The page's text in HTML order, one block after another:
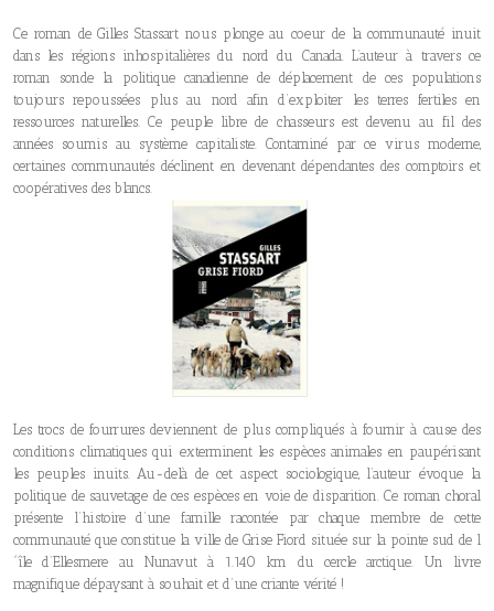
Ce roman de Gilles Stassart nous plonge au coeur de la communauté inuit
dans les régions inhospitalières du nord du Canada. L’auteur à travers ce
roman sonde la politique canadienne de déplacement de ces populations
toujours repoussées plus au nord afin d’exploiter les terres fertiles en
ressources naturelles. Ce peuple libre de chasseurs est devenu au fil des
années soumis au système capitaliste. Contaminé par ce virus moderne,
certaines communautés déclinent en devenant dépendantes des comptoirs et
coopératives des blancs.
Les trocs de fourrures deviennent de plus compliqués à fournir à cause des
conditions climatiques qui exterminent les espèces animales en paupérisant
les peuples inuits. Au-delà de cet aspect sociologique, l’auteur évoque la
politique de sauvetage de ces espèces en voie de disparition. Ce roman choral
présente l’histoire d’une famille racontée par chaque membre de cette
communauté que constitue la ville de Grise Fiord située sur la pointe sud de l
´île d’Ellesmere au Nunavut à 1.140 km du cercle arctique. Un livre
magnifique dépaysant à souhait et d’une criante vérité !